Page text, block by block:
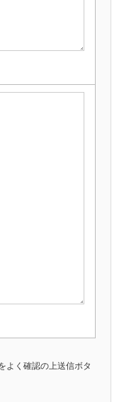
よく確認の上送信ボタ